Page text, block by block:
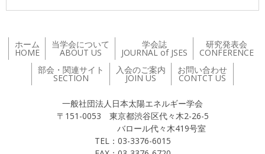
ホーム
HOME
当学会について
ABOUT US
学会誌
JOURNAL of JSES
研究発表会
CONFERENCE
部会・関連サイト
SECTION
入会のご案内
JOIN US
お問い合わせ
CONTCT US
一般社団法人日本太陽エネルギー学会
〒151-0053 東京都渋谷区代々木2-26-5
バロール代々木419号室
TEL：03-3376-6015